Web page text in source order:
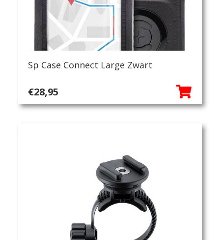
Sportvoeding
Verlichting
Verzorging
Sp Case Connect Large Zwart
€28,95